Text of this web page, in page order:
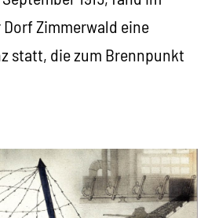
Zimmerwald eine
statt, die zum Brennpunkt